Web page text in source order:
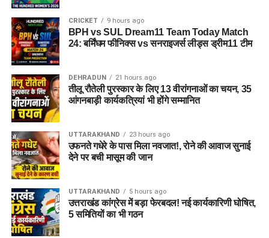
CRICKET 9 hours ago
BPH vs SUL Dream11 Team Today Match
24: बर्मिंघम फीनिक्स vs सनराइजर्स लीड्स ड्रीम11 टीम
DEHRADUN 21 hours ago
तीलू रौतेली पुरस्कार के लिए 13 वीरांगनाओं का चयन, 35
आंगनबाड़ी कार्यकत्रियां भी होंगे सम्मानित
UTTARAKHAND 23 hours ago
उफनते गधेरे के पास मिला नवजात!, रोने की आवाज सुनाई
देने पर बची मासूम की जान
UTTARAKHAND 5 hours ago
उत्तराखंड कांग्रेस में बड़ा फेरबदल! नई कार्यकारिणी घोषित,
5 समितियों का भी गठन